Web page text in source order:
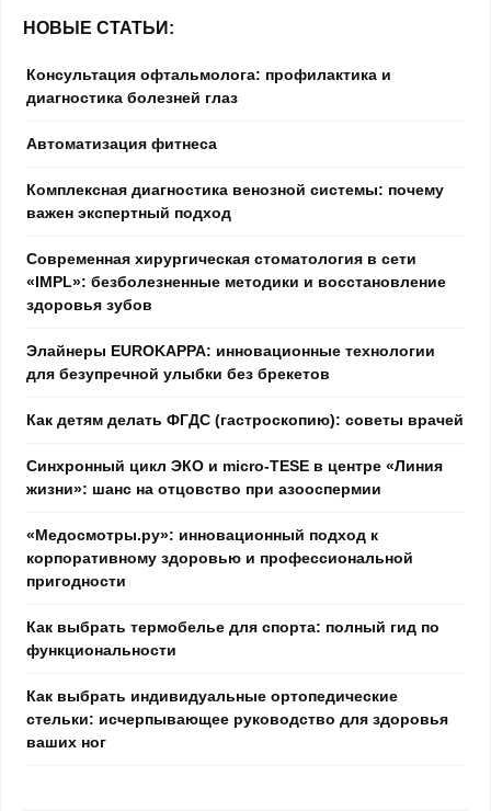
НОВЫЕ СТАТЬИ:
Консультация офтальмолога: профилактика и
диагностика болезней глаз
Автоматизация фитнеса
Комплексная диагностика венозной системы: почему
важен экспертный подход
Современная хирургическая стоматология в сети
«IMPL»: безболезненные методики и восстановление
здоровья зубов
Элайнеры EUROKAPPA: инновационные технологии
для безупречной улыбки без брекетов
Как детям делать ФГДС (гастроскопию): советы врачей
Синхронный цикл ЭКО и micro-TESE в центре «Линия
жизни»: шанс на отцовство при азооспермии
«Медосмотры.ру»: инновационный подход к
корпоративному здоровью и профессиональной
пригодности
Как выбрать термобелье для спорта: полный гид по
функциональности
Как выбрать индивидуальные ортопедические
стельки: исчерпывающее руководство для здоровья
ваших ног